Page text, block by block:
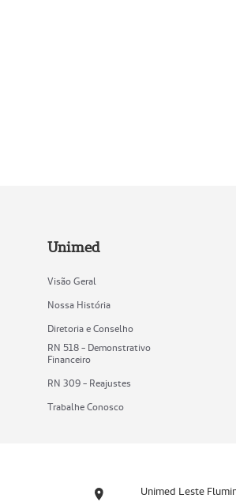
Unimed
Visão Geral
Nossa História
Diretoria e Conselho
RN 518 - Demonstrativo
Financeiro
RN 309 - Reajustes
Trabalhe Conosco
Unimed Leste